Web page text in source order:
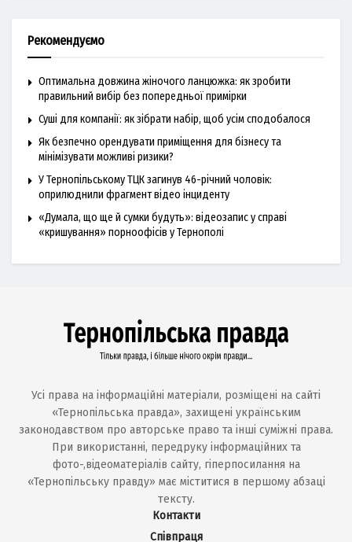
Рекомендуємо
Оптимальна довжина жіночого ланцюжка: як зробити
правильний вибір без попередньої примірки
Суші для компанії: як зібрати набір, щоб усім сподобалося
Як безпечно орендувати приміщення для бізнесу та
мінімізувати можливі ризики?
У Тернопільському ТЦК загинув 46-річний чоловік:
оприлюднили фрагмент відео інциденту
«Думала, що ще й сумки будуть»: відеозапис у справі
«кришування» порноофісів у Тернополі
Усі права на інформаційні матеріали, розміщені на сайті
«Тернопільська правда», захищені українським
законодавством про авторське право та інші суміжні права.
При використанні, передруку інформаційних та
фото-,відеоматеріалів сайту, гіперпосилання на
«Тернопільську правду» має міститися в першому абзаці
тексту.
Контакти
Співпраця